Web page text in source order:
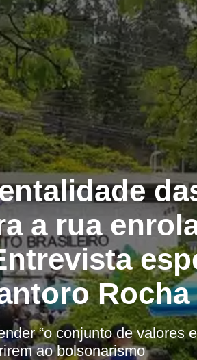
a rua
Rocha
“o conjunto de valores
ao bolsonarismo